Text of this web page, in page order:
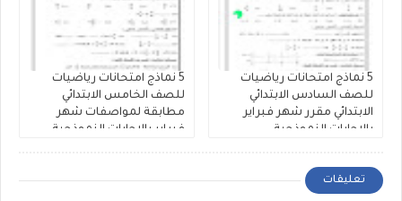
5 نماذج امتحانات رياضيات
للصف السادس الابتدائي
الابتدائي مقرر شهر فبراير
بالاجابات النموذجية
5 نماذج امتحانات رياضيات
للصف الخامس الابتدائي
مطابقة لمواصفات شهر
فبراير بالاجابات النموذجية
تعليقات